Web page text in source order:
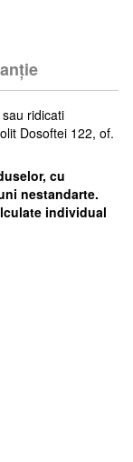
ridicati
Dosoftei 122, of.
cu
nestandarte.
individual